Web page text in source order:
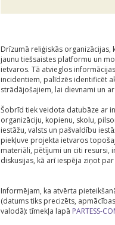
Drīzumā reliģiskās
jaunu tiešsaistes platformu un
ietvaros. Tā atvieglos
incidentiem, palīdzēs identificēt
strādājošajiem, lai dievnami un
Šobrīd tiek veidota datubāze ar
organizāciju, kopienu, skolu,
iestāžu, valsts un pašvaldību
piekļuve projekta ietvaros
materiāli, pētījumi un citi resursi,
diskusijas, kā arī iespēja ziņot
Informējam, ka atvērta
(datums tiks precizēts,
valodā): tīmekļa lapā PARTESS-